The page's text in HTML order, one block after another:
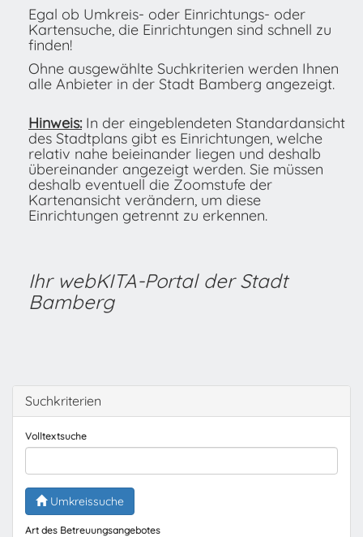
Egal ob Umkreis- oder Einrichtungs- oder
Kartensuche, die Einrichtungen sind schnell zu
finden!
Ohne ausgewählte Suchkriterien werden Ihnen
alle Anbieter in der Stadt Bamberg angezeigt.
Hinweis: In der eingeblendeten Standardansicht
des Stadtplans gibt es Einrichtungen, welche
relativ nahe beieinander liegen und deshalb
übereinander angezeigt werden. Sie müssen
deshalb eventuell die Zoomstufe der
Kartenansicht verändern, um diese
Einrichtungen getrennt zu erkennen.
Ihr webKITA-Portal der Stadt
Bamberg
Suchkriterien
Volltextsuche
Umkreissuche
Art des Betreuungsangebotes